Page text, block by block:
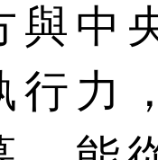
與中
行力